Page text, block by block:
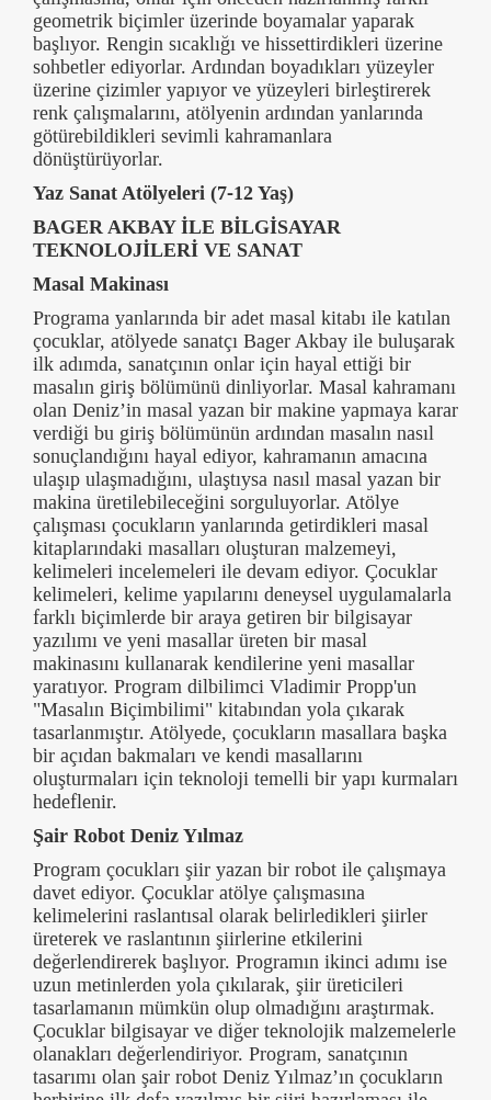
geometrik biçimler üzerinde boyamalar yaparak
başlıyor. Rengin sıcaklığı ve hissettirdikleri üzerine
sohbetler ediyorlar. Ardından boyadıkları yüzeyler
üzerine çizimler yapıyor ve yüzeyleri birleştirerek
renk çalışmalarını, atölyenin ardından yanlarında
götürebildikleri sevimli kahramanlara
dönüştürüyorlar.
Yaz Sanat Atölyeleri (7-12 Yaş)
BAGER AKBAY İLE BİLGİSAYAR
TEKNOLOJİLERİ VE SANAT
Masal Makinası
Programa yanlarında bir adet masal kitabı ile katılan
çocuklar, atölyede sanatçı Bager Akbay ile buluşarak
ilk adımda, sanatçının onlar için hayal ettiği bir
masalın giriş bölümünü dinliyorlar. Masal kahramanı
olan Deniz’in masal yazan bir makine yapmaya karar
verdiği bu giriş bölümünün ardından masalın nasıl
sonuçlandığını hayal ediyor, kahramanın amacına
ulaşıp ulaşmadığını, ulaştıysa nasıl masal yazan bir
makina üretilebileceğini sorguluyorlar. Atölye
çalışması çocukların yanlarında getirdikleri masal
kitaplarındaki masalları oluşturan malzemeyi,
kelimeleri incelemeleri ile devam ediyor. Çocuklar
kelimeleri, kelime yapılarını deneysel uygulamalarla
farklı biçimlerde bir araya getiren bir bilgisayar
yazılımı ve yeni masallar üreten bir masal
makinasını kullanarak kendilerine yeni masallar
yaratıyor. Program dilbilimci Vladimir Propp'un
"Masalın Biçimbilimi" kitabından yola çıkarak
tasarlanmıştır. Atölyede, çocukların masallara başka
bir açıdan bakmaları ve kendi masallarını
oluşturmaları için teknoloji temelli bir yapı kurmaları
hedeflenir.
Şair Robot Deniz Yılmaz
Program çocukları şiir yazan bir robot ile çalışmaya
davet ediyor. Çocuklar atölye çalışmasına
kelimelerini raslantısal olarak belirledikleri şiirler
üreterek ve raslantının şiirlerine etkilerini
değerlendirerek başlıyor. Programın ikinci adımı ise
uzun metinlerden yola çıkılarak, şiir üreticileri
tasarlamanın mümkün olup olmadığını araştırmak.
Çocuklar bilgisayar ve diğer teknolojik malzemelerle
olanakları değerlendiriyor. Program, sanatçının
tasarımı olan şair robot Deniz Yılmaz’ın çocukların